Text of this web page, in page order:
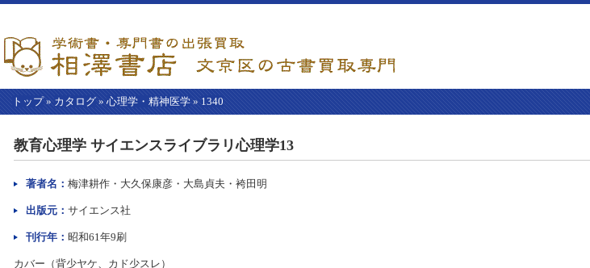
トップ» カタログ » 心理学・精神医学 » 1340
か
本
教育心理学 サイエンスライブラリ心理学13
著者名： 梅津耕作・大久保康彦・大島貞夫・袴田明
出版元： サイエンス社
刊行年： 昭和61年9刷
カバー（背少ヤケ、カド少スレ）